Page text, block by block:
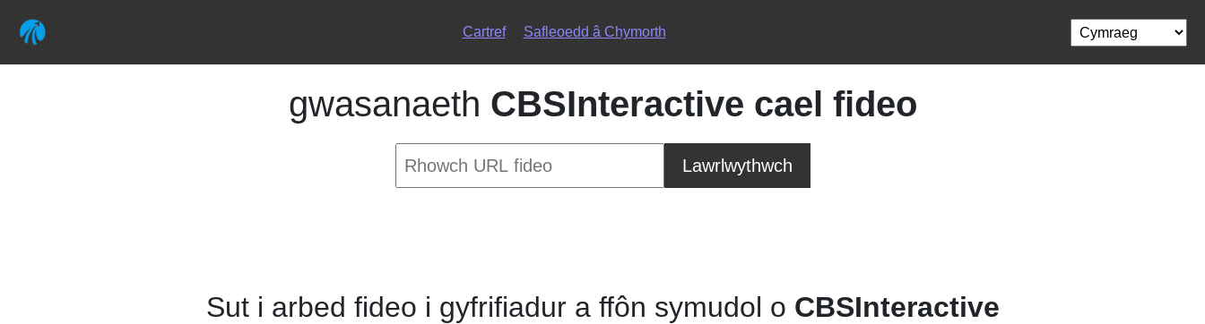
Cartref Safleoedd â Chymorth
gwasanaeth CBSInteractive cael fideo
Lawrlwythwch
Sut i arbed fideo i gyfrifiadur a ffôn symudol o CBSInteractive